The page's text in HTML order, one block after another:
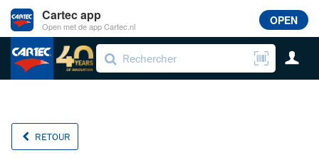
RETOUR
Cartec app
Open met de app Cartec.nl OPEN